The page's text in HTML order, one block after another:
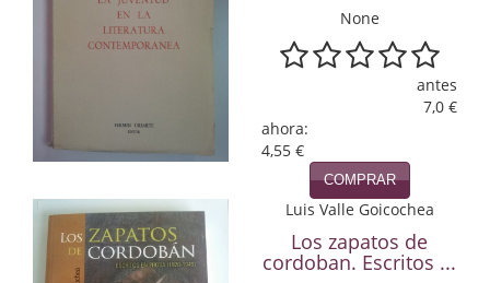
Literatura fantástica
Matemáticas
Medicina
None
antes
7,0 €
ahora:
4,55 €
COMPRAR
Luis Valle Goicochea
Los zapatos de
cordoban. Escritos ...